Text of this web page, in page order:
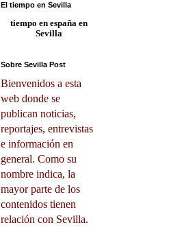
El tiempo en Sevilla
tiempo en españaen
Sevilla
Sobre Sevilla Post
Bienvenidos a esta
web donde se
publican noticias,
reportajes, entrevistas
e información en
general. Como su
nombre indica, la
mayor parte de los
contenidos tienen
relación con Sevilla.